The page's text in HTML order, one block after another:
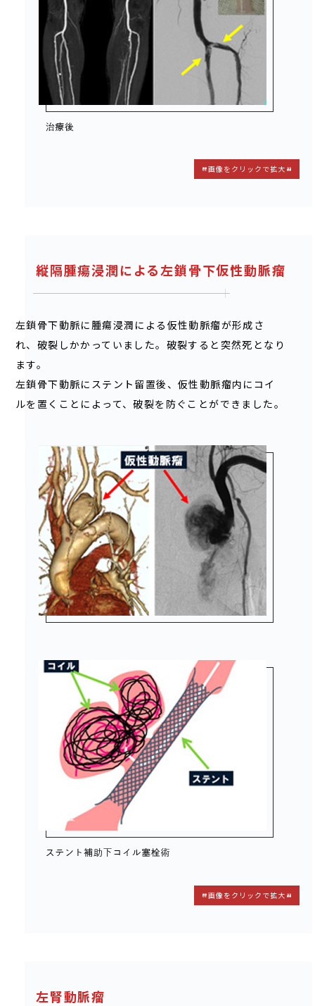
画像をクリックで拡大
縦隔腫瘍浸潤による左鎖骨下仮性動脈瘤
左鎖骨下動脈に腫瘍浸潤による仮性動脈瘤が形成さ
れ、破裂しかかっていました。破裂すると突然死となり
ます。
左鎖骨下動脈にステント留置後、仮性動脈瘤内にコイ
ルを置くことによって、破裂を防ぐことができました。
画像をクリックで拡大
左腎動脈瘤